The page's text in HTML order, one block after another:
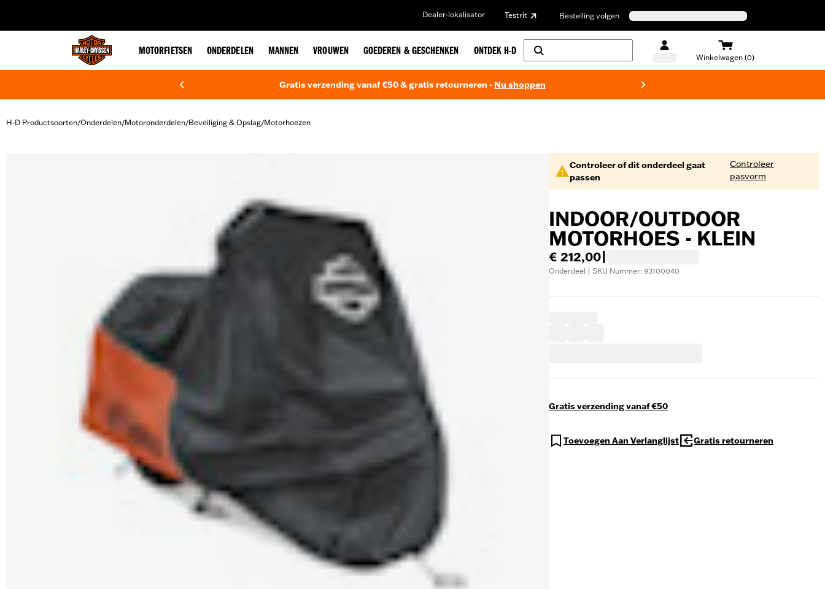
Dealer-lokalisator Testrit Bestelling volgen
MOTORFIETSEN ONDERDELEN MANNEN VROUWEN GOEDEREN & GESCHENKEN ONTDEK H-D
Winkelwagen (0)
Gratis verzending vanaf €50 & gratis retourneren - Nu shoppen
H-D Productsoorten/Onderdelen/Motoronderdelen/Beveiliging & Opslag/Motorhoezen
Controleer of dit onderdeel gaat
passen
Controleer
pasvorm
INDOOR/OUTDOOR
MOTORHOES - KLEIN
€ 212,00
Onderdeel | SKU Nummer: 93100040
Gratis verzending vanaf €50
Toevoegen Aan Verlanglijst Gratis retourneren